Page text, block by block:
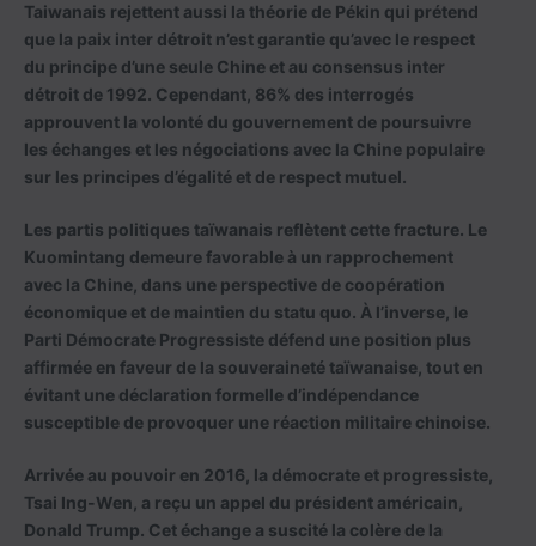
Taiwanais rejettent aussi la théorie de Pékin qui prétend
que la paix inter détroit n’est garantie qu’avec le respect
du principe d’une seule Chine et au consensus inter
détroit de 1992. Cependant, 86% des interrogés
approuvent la volonté du gouvernement de poursuivre
les échanges et les négociations avec la Chine populaire
sur les principes d’égalité et de respect mutuel.
Les partis politiques taïwanais reflètent cette fracture. Le
Kuomintang demeure favorable à un rapprochement
avec la Chine, dans une perspective de coopération
économique et de maintien du statu quo. À l’inverse, le
Parti Démocrate Progressiste défend une position plus
affirmée en faveur de la souveraineté taïwanaise, tout en
évitant une déclaration formelle d’indépendance
susceptible de provoquer une réaction militaire chinoise.
Arrivée au pouvoir en 2016, la démocrate et progressiste,
Tsai Ing-Wen, a reçu un appel du président américain,
Donald Trump. Cet échange a suscité la colère de la